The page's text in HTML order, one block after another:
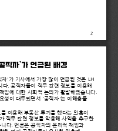
자'가 기사에서 가장 많이 언급된 것은 LH
다. 공직자들이 직무 관련 정보를 이용해
책임에 대한 사회적 논의가 활발해졌습니다.
성이 대두되면서 '공직자'는 이해충돌
를 이용해 부동산 투기를 했다는 의혹이
직무 관련 정보를 악용해 사익을 추구한
니다. 언론은 공직자의 윤리적 책임과